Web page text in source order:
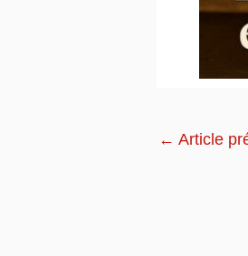
← Article